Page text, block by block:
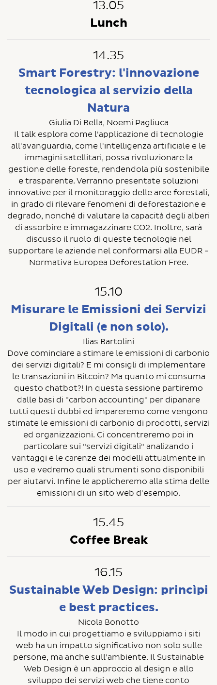
13.05
Lunch
14.35
Smart Forestry: l'innovazione
tecnologica al servizio della
Natura
Giulia Di Bella, Noemi Pagliuca
Il talk esplora come l'applicazione di tecnologie
all'avanguardia, come l'intelligenza artificiale e le
immagini satellitari, possa rivoluzionare la
gestione delle foreste, rendendola più sostenibile
e trasparente. Verranno presentate soluzioni
innovative per il monitoraggio delle aree forestali,
in grado di rilevare fenomeni di deforestazione e
degrado, nonché di valutare la capacità degli alberi
di assorbire e immagazzinare CO2. Inoltre, sarà
discusso il ruolo di queste tecnologie nel
supportare le aziende nel conformarsi alla EUDR -
Normativa Europea Deforestation Free.
15.10
Misurare le Emissioni dei Servizi
Digitali (e non solo).
Ilias Bartolini
Dove cominciare a stimare le emissioni di carbonio
dei servizi digitali? E mi consigli di implementare
le transazioni in Bitcoin? Ma quanto mi consuma
questo chatbot?! In questa sessione partiremo
dalle basi di "carbon accounting" per dipanare
tutti questi dubbi ed impareremo come vengono
stimate le emissioni di carbonio di prodotti, servizi
ed organizzazioni. Ci concentreremo poi in
particolare sui "servizi digitali" analizando i
vantaggi e le carenze dei modelli attualmente in
uso e vedremo quali strumenti sono disponibili
per aiutarvi. Infine le applicheremo alla stima delle
emissioni di un sito web d'esempio.
15.45
Coffee Break
16.15
Sustainable Web Design: princìpi
e best practices.
Nicola Bonotto
Il modo in cui progettiamo e sviluppiamo i siti
web ha un impatto significativo non solo sulle
persone, ma anche sull'ambiente. Il Sustainable
Web Design è un approccio al design e allo
sviluppo dei servizi web che tiene conto